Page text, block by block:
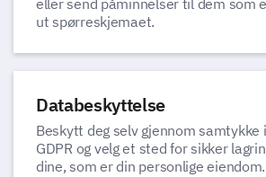
eller send påminnelser til dem som
ut spørreskjemaet.
Databeskyttelse
Beskytt deg selv gjennom samtykke
GDPR og velg et sted for sikker
dine, som er din personlige eiendom.